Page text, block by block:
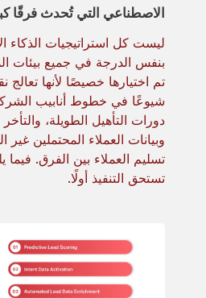
الاصطناعي التي تُحدث فرقًا
ليست كل استراتيجيات الذكاء
بنفس الدرجة في جميع بيئات
تم اختيارها خصيصًا لأنها تعالج
شيوعًا في خطوط أنابيب
دورات التأهيل الطويلة،
وبيانات العملاء المحتملين
تسليم العملاء بين الفرق. فيما
تستحق التنفيذ أولًا.